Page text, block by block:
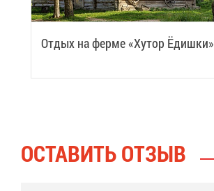
От­дых на фер­ме «Ху­тор Ёдиш­ки»
ОСТА­ВИТЬ ОТ­ЗЫВ